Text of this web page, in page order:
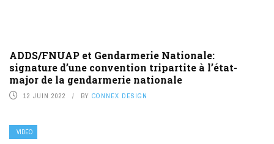
ADDS/FNUAP et Gendarmerie Nationale:
signature d’une convention tripartite à l’état-
major de la gendarmerie nationale
12 JUIN 2022 BY CONNEX DESIGN
VIDÉO